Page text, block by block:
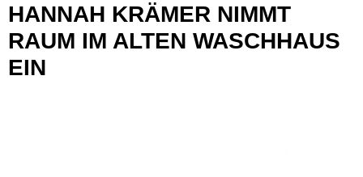
HANNAH KRÄMER NIMMT
RAUM IM ALTEN WASCHHAUS
EIN